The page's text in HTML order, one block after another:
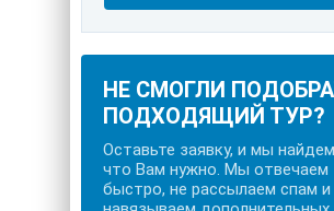
НЕ СМОГЛИ
ПОДХОДЯЩИЙ ТУР?
Оставьте заявку, и мы
что Вам нужно. Мы отвечаем
быстро, не рассылаем спам и